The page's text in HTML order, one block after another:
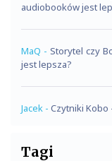
audiobooków jest
MaQ - Storytel czy
jest lepsza?
Jacek - Czytniki Kobo
Tagi